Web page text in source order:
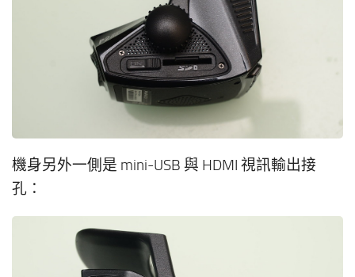
機身另外一側是 mini-USB 與 HDMI 視訊輸出接
孔：